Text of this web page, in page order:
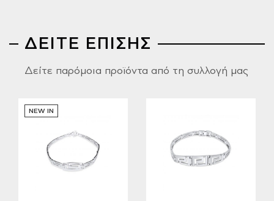
ΔΕΙΤΕ ΕΠΙΣΗΣ
Δείτε παρόμοια προϊόντα από τη συλλογή μας
NEW IN